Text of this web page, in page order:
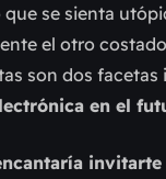
se sienta
el otro
son dos
en el